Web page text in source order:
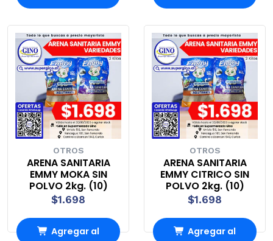
OTROS
ARENA SANITARIA
EMMY MOKA SIN
POLVO 2kg. (10)
$1.698
Agregar al
OTROS
ARENA SANITARIA
EMMY CITRICO SIN
POLVO 2kg. (10)
$1.698
Agregar al